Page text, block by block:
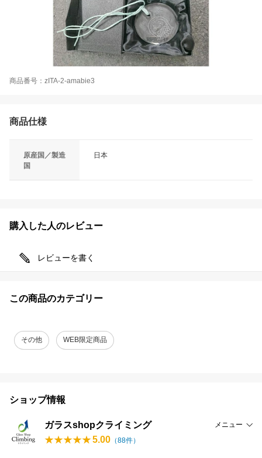
商品番号：zITA-2-amabie3
商品仕様
原産国／製造
国
日本
購入した人のレビュー
レビューを書く
この商品のカテゴリー
その他 WEB限定商品
ショップ情報
ガラスshopクライミング メニュー
5.00 （88件）